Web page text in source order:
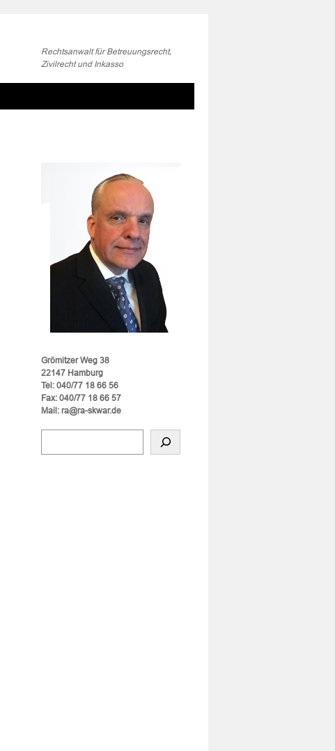
Rechtsanwalt für Betreuungsrecht,
Zivilrecht und Inkasso
Grömitzer Weg 38
22147 Hamburg
Tel: 040/77 18 66 56
Fax: 040/77 18 66 57
Mail: ra@ra-skwar.de